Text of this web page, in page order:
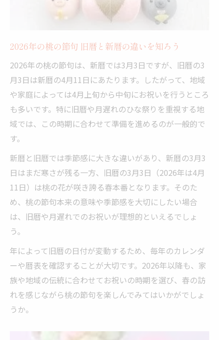
2026年の桃の節句 旧暦と新暦の違いを知ろう
2026年の桃の節句は、新暦では3月3日ですが、旧暦の3
月3日は新暦の4月11日にあたります。したがって、地域
や家庭によっては4月上旬から中旬にお祝いを行うところ
も多いです。特に旧暦や月遅れのひな祭りを重視する地
域では、この時期に合わせて準備を進めるのが一般的で
す。
新暦と旧暦では季節感に大きな違いがあり、新暦の3月3
日はまだ寒さが残る一方、旧暦の3月3日（2026年は4月
11日）は桃の花が咲き誇る春本番となります。そのた
め、桃の節句本来の意味や季節感を大切にしたい場合
は、旧暦や月遅れでのお祝いが理想的といえるでしょ
う。
年によって旧暦の日付が変動するため、毎年のカレンダ
ーや暦表を確認することが大切です。2026年以降も、家
族や地域の伝統に合わせてお祝いの時期を選び、春の訪
れを感じながら桃の節句を楽しんでみてはいかがでしょ
うか。